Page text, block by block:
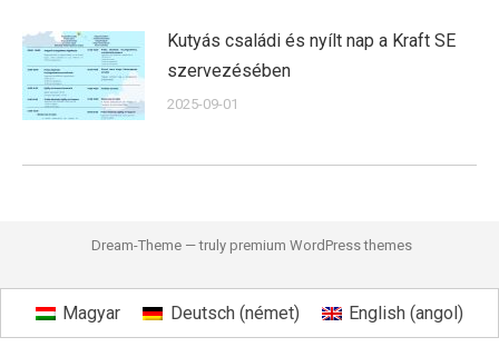
Kutyás családi és nyílt nap a Kraft SE
szervezésében
2025-09-01
Dream-Theme — truly premium WordPress themes
Magyar Deutsch(német) English (angol)